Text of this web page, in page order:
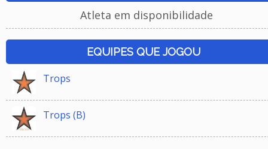
Atleta em disponibilidade
EQUIPES QUE JOGOU
Trops
Trops (B)